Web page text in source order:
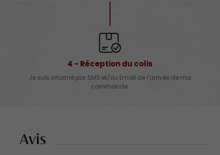
4 - Réception du colis
Je suis informé par SMS et/ou Email de l'arrivée de ma
commande.
Avis